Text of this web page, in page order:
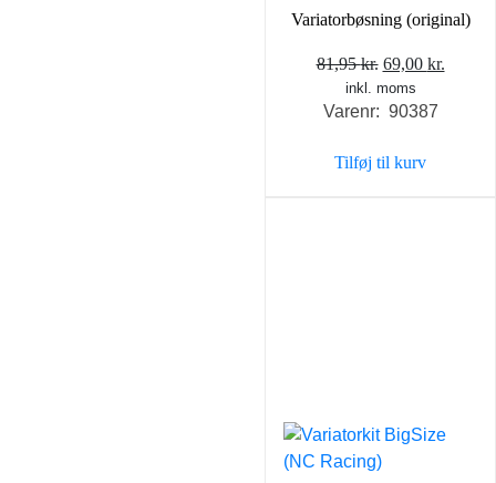
Variatorbøsning (original)
81,95kr. Den
oprindelige
pris
81,95 kr..
69,00 kr.
inkl. moms
Varenr: 90387
Tilføj til kurv